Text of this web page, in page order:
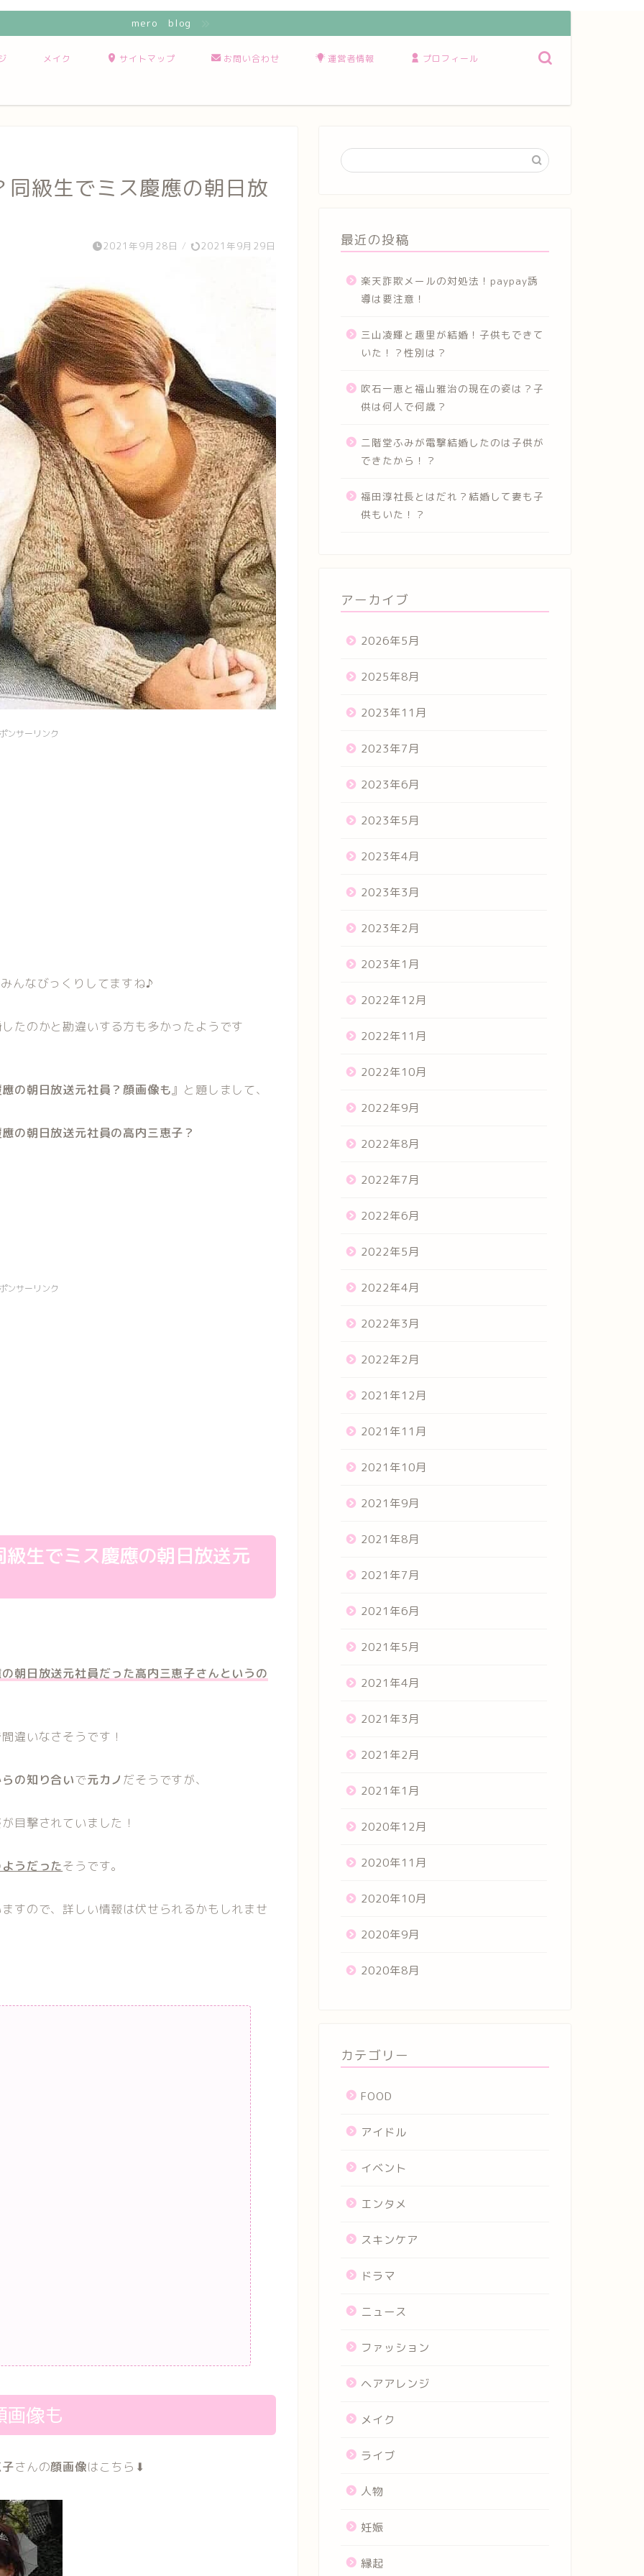
mero blog
メイク サイトマップ お問い合わせ 運営者情報 プロフィール
級生でミス慶應の朝日放
2021年9月28日 / 2021年9月29日
ンサーリンク
んなびっくりしてますね♪
したのかと勘違いする方も多かったようです
の朝日放送元社員？顔画像も』と題しまして、
の朝日放送元社員の高内三恵子？
ンサーリンク
生でミス慶應の朝日放送元
朝日放送元社員だった高内三恵子さんというの
違いなさそうです！
の知り合いで元カノ だそうですが、
目撃されていました！
うだったそうです。
すので、詳しい情報は伏せられるかもしれませ
画像も
さんの顔画像はこちら⬇︎
最近の投稿
楽天詐欺メールの対処法！paypay誘
導は要注意！
三山凌輝と趣里が結婚！子供もできて
いた！？性別は？
吹石一恵と福山雅治の現在の姿は？子
供は何人で何歳？
二階堂ふみが電撃結婚したのは子供が
できたから！？
福田淳社長とはだれ？結婚して妻も子
供もいた！？
アーカイブ
2026年5月
2025年8月
2023年11月
2023年7月
2023年6月
2023年5月
2023年4月
2023年3月
2023年2月
2023年1月
2022年12月
2022年11月
2022年10月
2022年9月
2022年8月
2022年7月
2022年6月
2022年5月
2022年4月
2022年3月
2022年2月
2021年12月
2021年11月
2021年10月
2021年9月
2021年8月
2021年7月
2021年6月
2021年5月
2021年4月
2021年3月
2021年2月
2021年1月
2020年12月
2020年11月
2020年10月
2020年9月
2020年8月
カテゴリー
FOOD
アイドル
イベント
エンタメ
スキンケア
ドラマ
ニュース
ファッション
ヘアアレンジ
メイク
ライブ
人物
妊娠
縁起